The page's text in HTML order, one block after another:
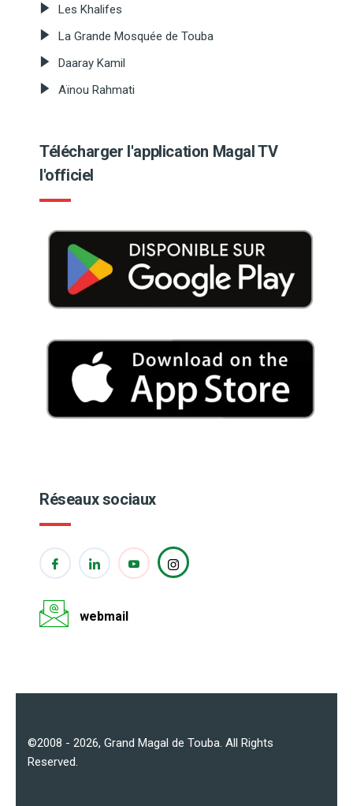
Les Khalifes
La Grande Mosquée de Touba
Daaray Kamil
Aïnou Rahmati
Télécharger l'application Magal TV
l'officiel
Réseaux sociaux
webmail
©2008 - 2026, Grand Magal de Touba . All Rights
Reserved.